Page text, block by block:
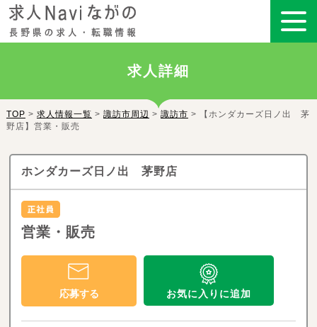
求人詳細
TOP > 求人情報一覧 > 諏訪市周辺 > 諏訪市 > 【ホンダカーズ日ノ出 茅
野店】営業・販売
ホンダカーズ日ノ出 茅野店
営業・販売
応募する お気に入りに追加